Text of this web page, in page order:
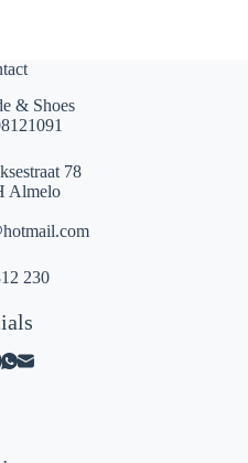
& Shoes
78
Almelo
230